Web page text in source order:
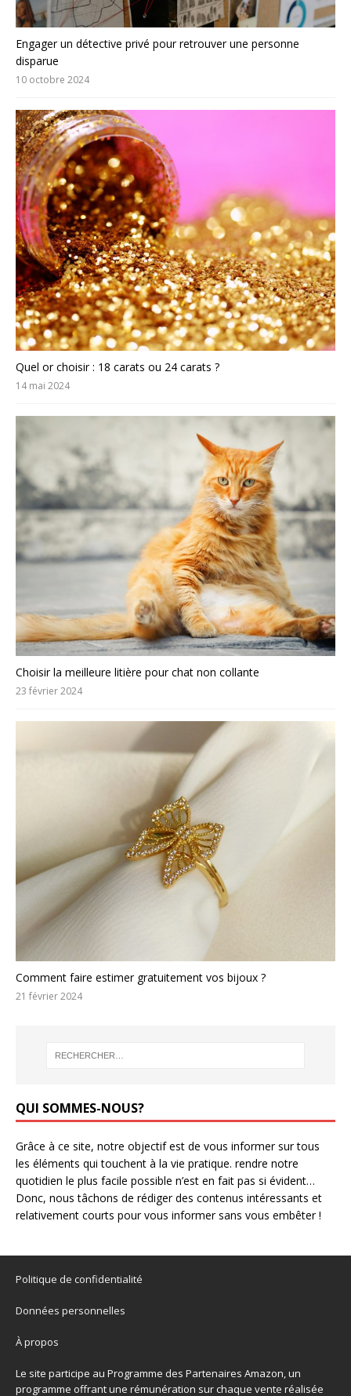
Engager un détective privé pour retrouver une personne
disparue
10 octobre 2024
Quel or choisir : 18 carats ou 24 carats ?
14 mai 2024
Choisir la meilleure litière pour chat non collante
23 février 2024
Comment faire estimer gratuitement vos bijoux ?
21 février 2024
QUI SOMMES-NOUS?
Grâce à ce site, notre objectif est de vous informer sur tous
les éléments qui touchent à la vie pratique. rendre notre
quotidien le plus facile possible n’est en fait pas si évident…
Donc, nous tâchons de rédiger des contenus intéressants et
relativement courts pour vous informer sans vous embêter !
Politique de confidentialité
Données personnelles
À propos
Le site participe au Programme des Partenaires Amazon, un
programme offrant une rémunération sur chaque vente réalisée